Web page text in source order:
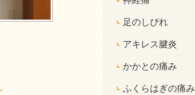
足のしびれ
アキレス腱炎
かかとの痛み
ふくらはぎの痛み